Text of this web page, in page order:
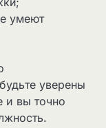
умеют
уверены
и вы точно